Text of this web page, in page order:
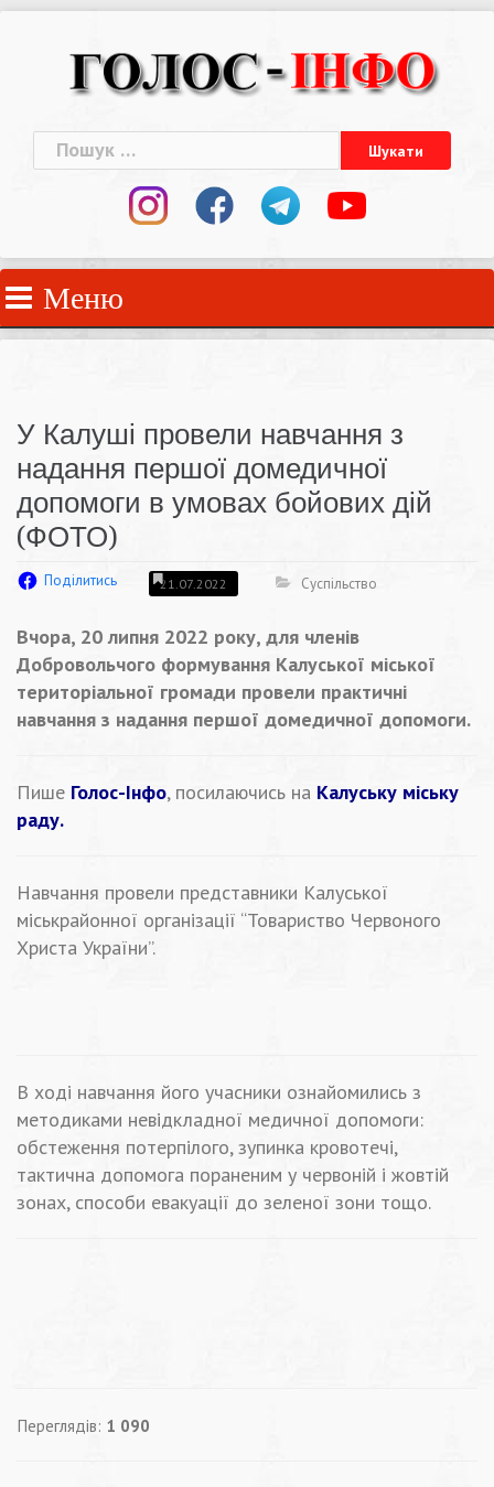
Пошук:
Меню
У Калуші провели навчання з
надання першої домедичної
допомоги в умовах бойових дій
(ФОТО)
Поділитись 21.07.2022 Суспільство
Вчора, 20 липня 2022 року, для членів
Добровольчого формування Калуської міської
територіальної громади провели практичні
навчання з надання першої домедичної допомоги.
Пише Голос-Інфо, посилаючись на Калуську міську
раду.
Навчання провели представники Калуської
міськрайонної організації “Товариство Червоного
Христа України”.
В ході навчання його учасники ознайомились з
методиками невідкладної медичної допомоги:
обстеження потерпілого, зупинка кровотечі,
тактична допомога пораненим у червоній і жовтій
зонах, способи евакуації до зеленої зони тощо.
Переглядів: 1 090